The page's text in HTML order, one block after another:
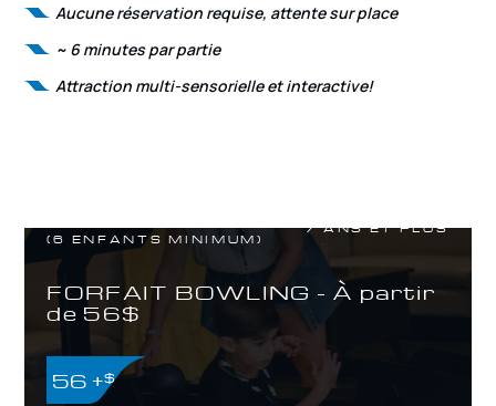
Aucune réservation requise, attente sur place
~ 6 minutes par partie
Attraction multi-sensorielle et interactive!
(6 ENFANTS MINIMUM)
7 ANS ET PLUS
FORFAIT BOWLING - À partir
de 56$
56 +$